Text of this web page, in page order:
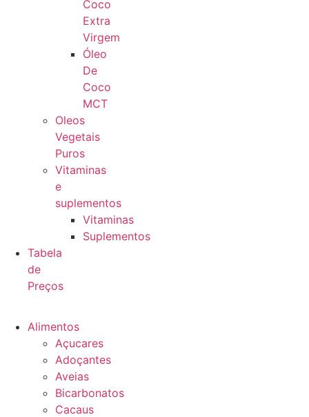
Coco
Extra
Virgem
Óleo
De
Coco
MCT
Oleos
Vegetais
Puros
Vitaminas
e
suplementos
Vitaminas
Suplementos
Tabela
de
Preços
Alimentos
Açucares
Adoçantes
Aveias
Bicarbonatos
Cacaus